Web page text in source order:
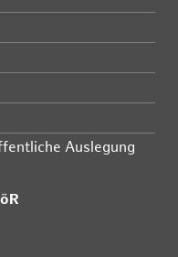
Auslegung